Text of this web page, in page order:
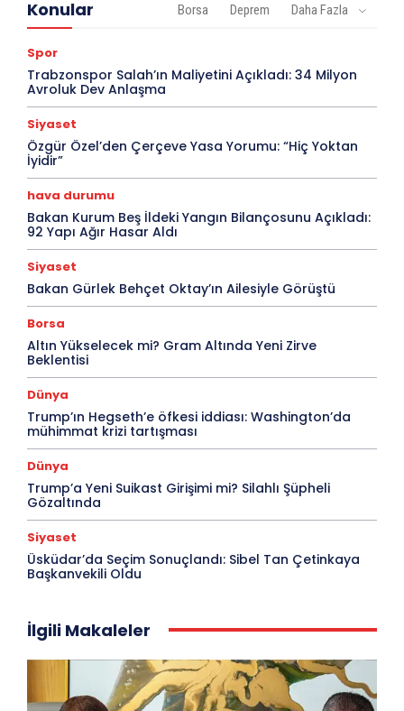
Konular Borsa Deprem Daha Fazla
Spor
Trabzonspor Salah’ın Maliyetini Açıkladı: 34 Milyon
Avroluk Dev Anlaşma
Siyaset
Özgür Özel’den Çerçeve Yasa Yorumu: “Hiç Yoktan
İyidir”
hava durumu
Bakan Kurum Beş İldeki Yangın Bilançosunu Açıkladı:
92 Yapı Ağır Hasar Aldı
Siyaset
Bakan Gürlek Behçet Oktay’ın Ailesiyle Görüştü
Borsa
Altın Yükselecek mi? Gram Altında Yeni Zirve
Beklentisi
Dünya
Trump’ın Hegseth’e öfkesi iddiası: Washington’da
mühimmat krizi tartışması
Dünya
Trump’a Yeni Suikast Girişimi mi? Silahlı Şüpheli
Gözaltında
Siyaset
Üsküdar’da Seçim Sonuçlandı: Sibel Tan Çetinkaya
Başkanvekili Oldu
İlgili Makaleler